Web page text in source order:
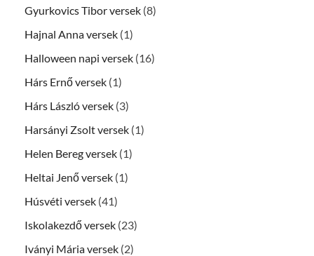
Gyurkovics Tibor versek (8)
Hajnal Anna versek (1)
Halloween napi versek (16)
Hárs Ernő versek (1)
Hárs László versek (3)
Harsányi Zsolt versek (1)
Helen Bereg versek (1)
Heltai Jenő versek (1)
Húsvéti versek (41)
Iskolakezdő versek (23)
Iványi Mária versek (2)